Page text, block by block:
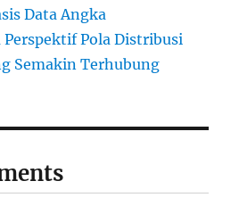
Data Angka
Perspektif Pola Distribusi
Semakin Terhubung